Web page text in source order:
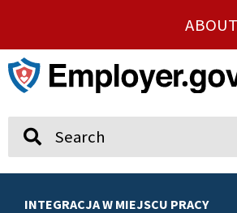
INTEGRACJA W MIEJSCU PRACY